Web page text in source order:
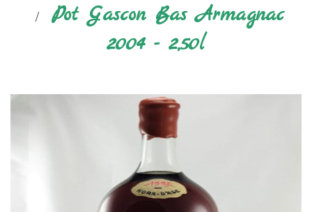
Pot Gascon Bas Armagnac
2004 - 2,50l